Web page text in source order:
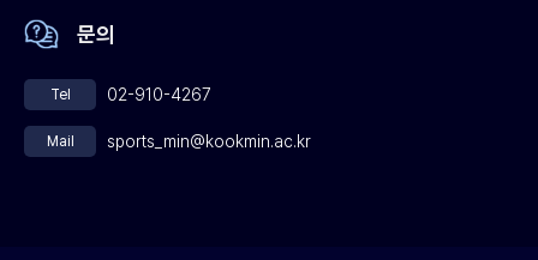
문의
Tel 02-910-4267
Mail sports_min@kookmin.ac.kr